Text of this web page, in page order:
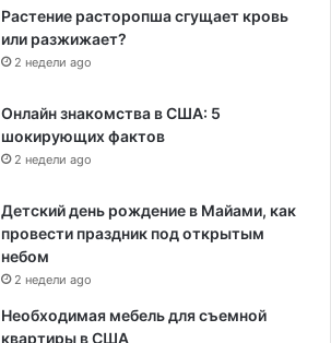
Растение расторопша сгущает кровь
или разжижает?
2 недели ago
Онлайн знакомства в США: 5
шокирующих фактов
2 недели ago
Детский день рождение в Майами, как
провести праздник под открытым
небом
2 недели ago
Необходимая мебель для съемной
квартиры в США